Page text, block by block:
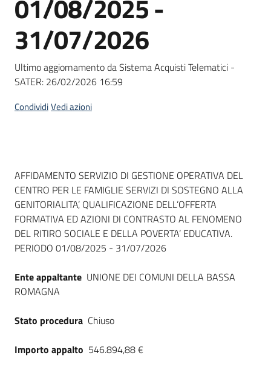
01/08/2025 -
31/07/2026
Ultimo aggiornamento da Sistema Acquisti Telematici -
SATER: 26/02/2026 16:59
CondividiVedi azioni
Dati del bando
AFFIDAMENTO SERVIZIO DI GESTIONE OPERATIVA DEL
CENTRO PER LE FAMIGLIE SERVIZI DI SOSTEGNO ALLA
GENITORIALITA’, QUALIFICAZIONE DELL’OFFERTA
FORMATIVA ED AZIONI DI CONTRASTO AL FENOMENO
DEL RITIRO SOCIALE E DELLA POVERTA’ EDUCATIVA.
PERIODO 01/08/2025 - 31/07/2026
Ente appaltante UNIONE DEI COMUNI DELLA BASSA
ROMAGNA
Stato procedura Chiuso
Importo appalto 546.894,88 €